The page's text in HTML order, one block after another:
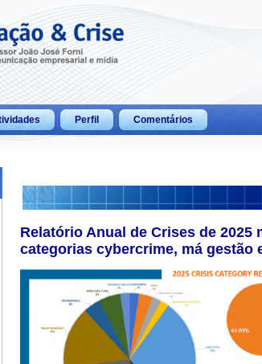
Perfil Comentários
Relatório Anual de Crises de 2025
categorias cybercrime, má gestão